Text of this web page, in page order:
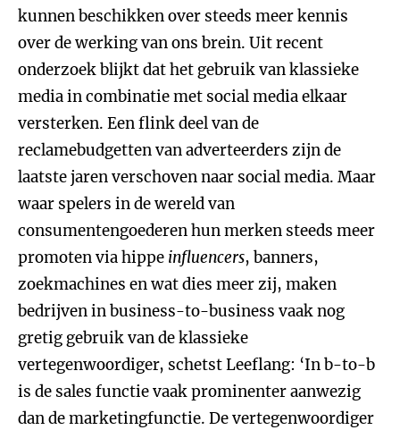
kunnen beschikken over steeds meer kennis
over de werking van ons brein. Uit recent
onderzoek blijkt dat het gebruik van klassieke
media in combinatie met social media elkaar
versterken. Een flink deel van de
reclamebudgetten van adverteerders zijn de
laatste jaren verschoven naar social media. Maar
waar spelers in de wereld van
consumentengoederen hun merken steeds meer
promoten via hippe influencers, banners,
zoekmachines en wat dies meer zij, maken
bedrijven in business-to-business vaak nog
gretig gebruik van de klassieke
vertegenwoordiger, schetst Leeflang: ‘In b-to-b
is de sales functie vaak prominenter aanwezig
dan de marketingfunctie. De vertegenwoordiger